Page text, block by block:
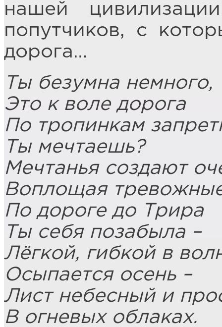
нашей
попутчиков, с
дорога…
Ты безумна немного,
Это к воле дорога
По тропинкам
Ты мечтаешь?
Мечтанья создают
Воплощая
По дороге до Трира
Ты себя позабыла –
Лёгкой, гибкой в
Осыпается осень –
Лист небесный и
В огневых облаках.